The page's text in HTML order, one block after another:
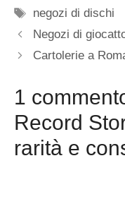
Tag
negozi di dischi
Negozi di
Cartolerie a
1
Record
rarità e